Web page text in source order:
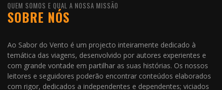
QUEM SOMOS E QUAL A NOSSA MISSÃO
SOBRE NÓS
Ao Sabor do Vento é um projecto inteiramente dedicado à
temática das viagens, desenvolvido por autores experientes e
com grande vontade em partilhar as suas histórias. Os nossos
leitores e seguidores poderão encontrar conteúdos elaborados
com rigor, dedicados a independentes e dependentes; viciados